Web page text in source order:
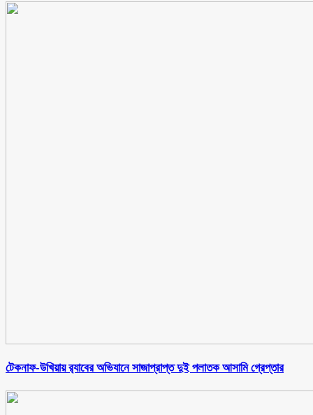
টেকনাফ-উখিয়ায় র‌্যাবের অভিযানে সাজাপ্রাপ্ত দুই পলাতক আসামি গ্রেপ্তার